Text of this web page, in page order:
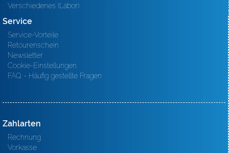
Verschiedenes (Labor)
Service
Service-Vorteile
Retourenschein
Newsletter
Cookie-Einstellungen
FAQ - Häufig gestellte Fragen
Zahlarten
Rechnung
Vorkasse